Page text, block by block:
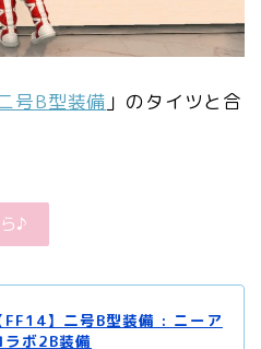
号B型装備 」のタイツと合
♪
FF14】二号B型装備 : ニーア
ラボ2B装備